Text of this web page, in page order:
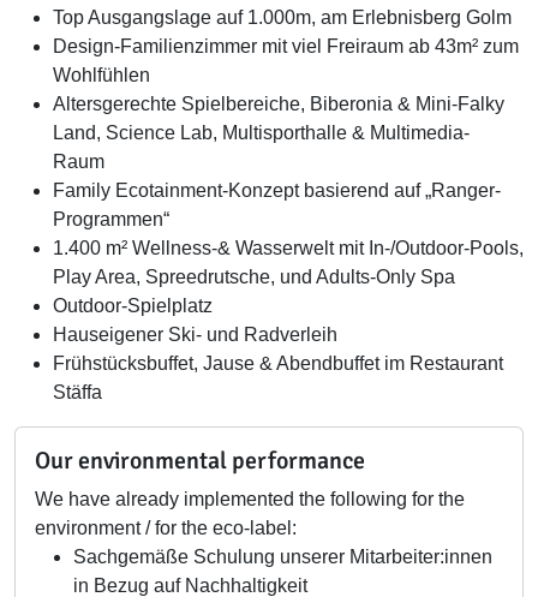
Top Ausgangslage auf 1.000m, am Erlebnisberg Golm
Design-Familienzimmer mit viel Freiraum ab 43m² zum
Wohlfühlen
Altersgerechte Spielbereiche, Biberonia & Mini-Falky
Land, Science Lab, Multisporthalle & Multimedia-
Raum
Family Ecotainment-Konzept basierend auf „Ranger-
Programmen“
1.400 m² Wellness-& Wasserwelt mit In-/Outdoor-Pools,
Play Area, Spreedrutsche, und Adults-Only Spa
Outdoor-Spielplatz
Hauseigener Ski- und Radverleih
Frühstücksbuffet, Jause & Abendbuffet im Restaurant
Stäffa
Our environmental performance
We have already implemented the following for the
environment / for the eco-label:
Sachgemäße Schulung unserer Mitarbeiter:innen
in Bezug auf Nachhaltigkeit